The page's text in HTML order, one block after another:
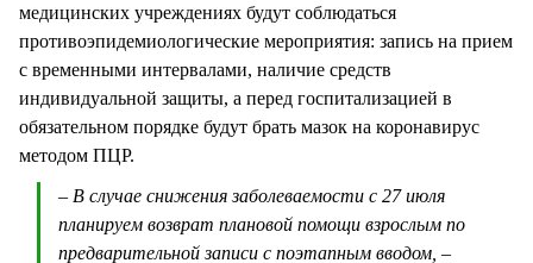
медицинских учреждениях будут соблюдаться
противоэпидемиологические мероприятия: запись на прием
с временными интервалами, наличие средств
индивидуальной защиты, а перед госпитализацией в
обязательном порядке будут брать мазок на коронавирус
методом ПЦР.
– В случае снижения заболеваемости с 27 июля
планируем возврат плановой помощи взрослым по
предварительной записи с поэтапным вводом, –